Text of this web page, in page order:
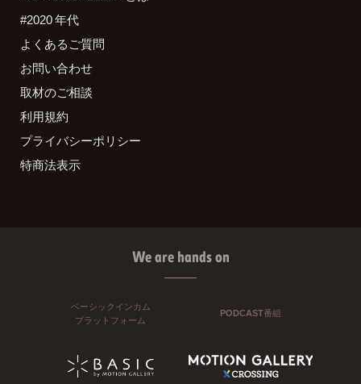
#2020 年代
よくあるご質問
お問い合わせ
取材のご相談
利用規約
プライバシーポリシー
特商法表示
We are hands on
ベーシックインカム
プラットフォーム
PODCAST番組